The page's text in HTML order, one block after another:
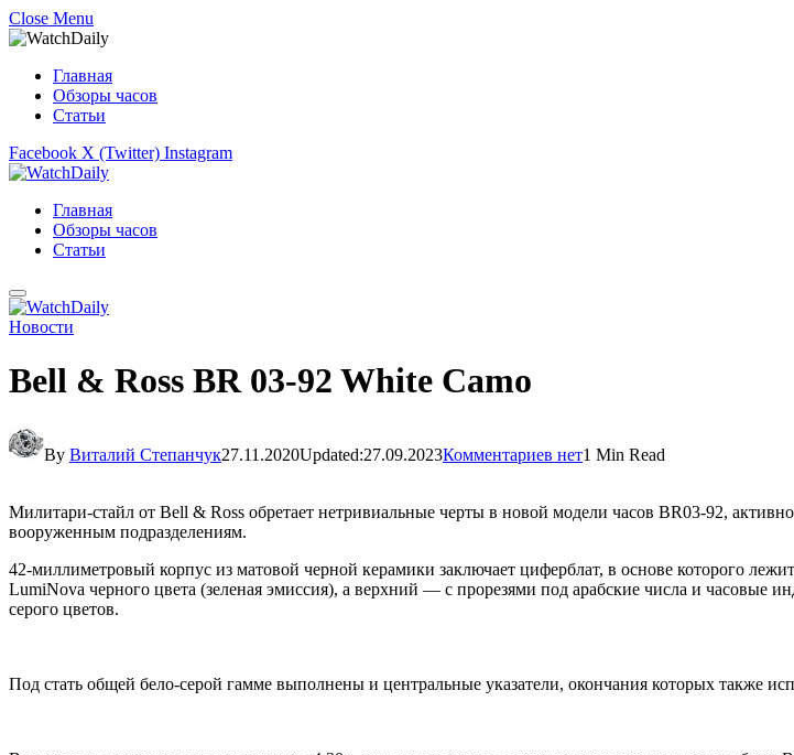
Close Menu
Главная
Обзоры часов
Статьи
Facebook X (Twitter) Instagram
Главная
Обзоры часов
Статьи
Новости
Bell & Ross BR 03-92 White Camo
By Виталий Степанчук27.11.2020Updated:27.09.2023Комментариев нет1 Min Read
Милитари-стайл от Bell & Ross обретает нетривиальные черты в новой модели часов BR03-92,
вооруженным подразделениям.
42-миллиметровый корпус из матовой черной керамики заключает циферблат, в основе которого
LumiNova черного цвета (зеленая эмиссия), а верхний — с прорезями под арабские числа и
серого цветов.
Под стать общей бело-серой гамме выполнены и центральные указатели, окончания которых также